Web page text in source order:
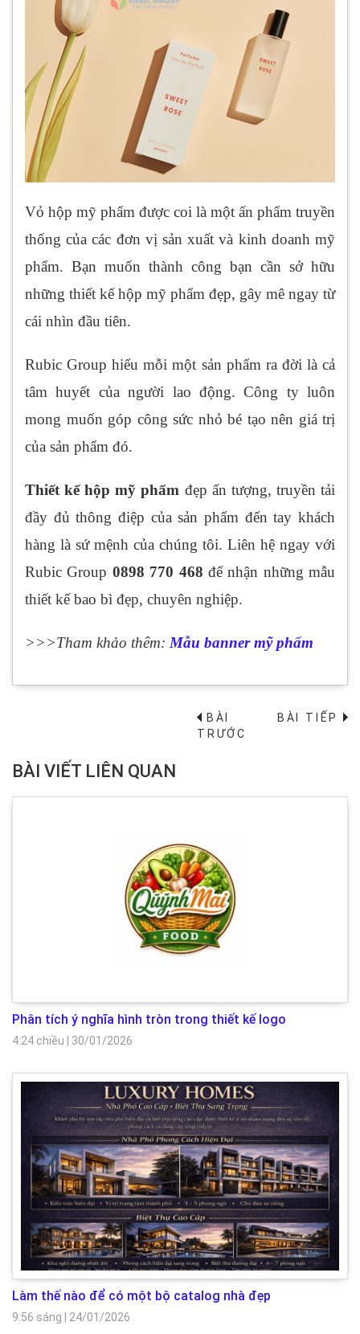
Vỏ hộp mỹ phẩm được coi là một ấn phẩm truyền
thống của các đơn vị sản xuất và kinh doanh mỹ
phẩm. Bạn muốn thành công bạn cần sở hữu
những thiết kế hộp mỹ phẩm đẹp, gây mê ngay từ
cái nhìn đầu tiên.
Rubic Group hiểu mỗi một sản phẩm ra đời là cả
tâm huyết của người lao động. Công ty luôn
mong muốn góp công sức nhỏ bé tạo nên giá trị
của sản phẩm đó.
Thiết kế hộp mỹ phẩm đẹp ấn tượng, truyền tải
đầy đủ thông điệp của sản phẩm đến tay khách
hàng là sứ mệnh của chúng tôi. Liên hệ ngay với
Rubic Group 0898 770 468 để nhận những mẫu
thiết kế bao bì đẹp, chuyên nghiệp.
>>>Tham khảo thêm: Mẫu banner mỹ phẩm
BÀI
TRƯỚC
BÀI TIẾP→
BÀI VIẾT LIÊN QUAN
Phân tích ý nghĩa hình tròn trong thiết kế logo
4:24 chiều 30/01/2026
Làm thế nào để có một bộ catalog nhà đẹp
9:56 sáng 24/01/2026